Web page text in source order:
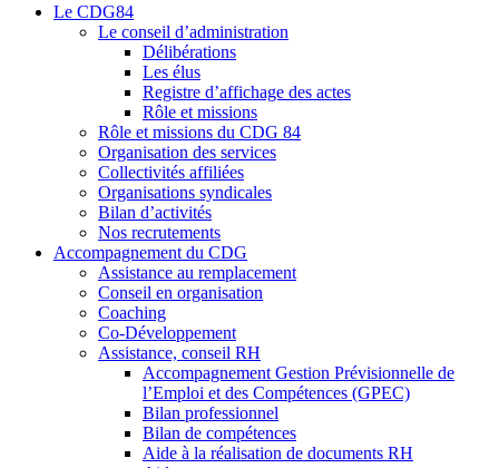
Le CDG84
Le conseil d’administration
Délibérations
Les élus
Registre d’affichage des actes
Rôle et missions
Rôle et missions du CDG 84
Organisation des services
Collectivités affiliées
Organisations syndicales
Bilan d’activités
Nos recrutements
Accompagnement du CDG
Assistance au remplacement
Conseil en organisation
Coaching
Co-Développement
Assistance, conseil RH
Accompagnement Gestion Prévisionnelle de
l’Emploi et des Compétences (GPEC)
Bilan professionnel
Bilan de compétences
Aide à la réalisation de documents RH